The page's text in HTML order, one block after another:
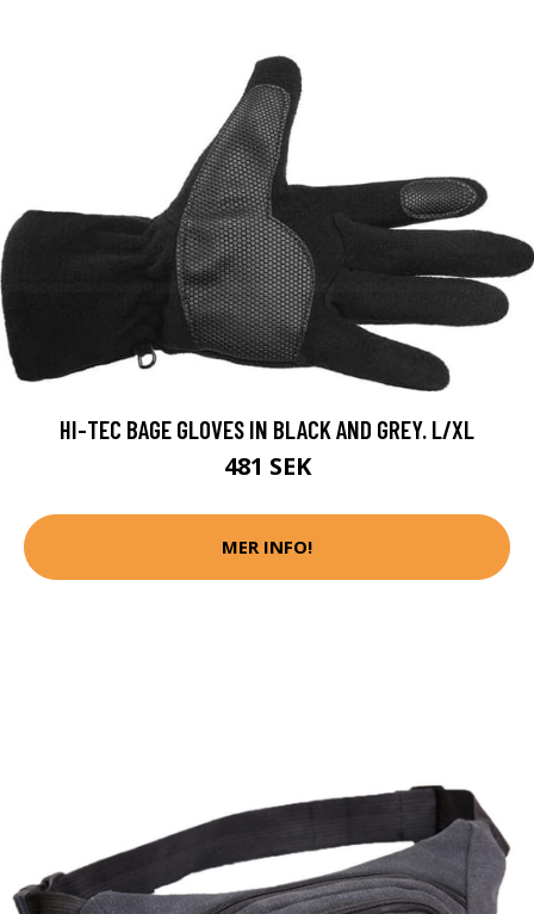
HI-TEC BAGE GLOVES IN BLACK AND GREY. L/XL
481 SEK
MER INFO!